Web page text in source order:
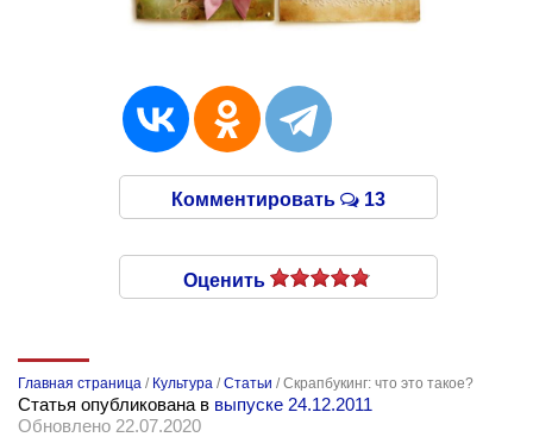
Комментировать 13
Оценить
Главная страница / Культура /Статьи /Скрапбукинг: что это такое?
Статья опубликована в выпуске 24.12.2011
Обновлено 22.07.2020